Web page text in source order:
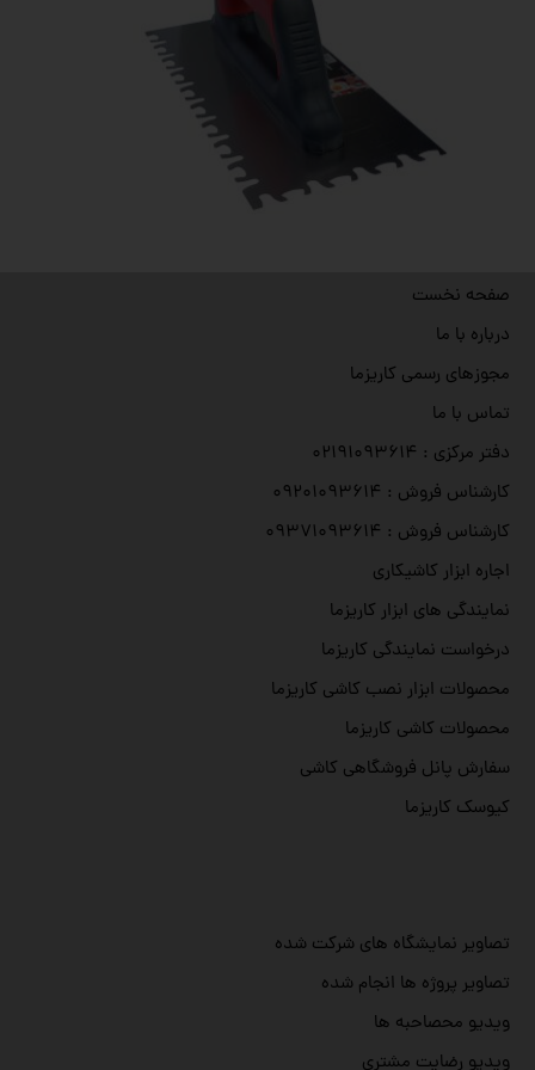
تصاویر نمایشگاه های شرکت شده
تصاویر پروژه ها انجام شده
ویدیو محصاحبه ها
ویدیو رضایت مشتری
صفحه نخست
درباره با ما
مجوزهای رسمی کاریزما
تماس با ما
دفتر مرکزی : ۰۲۱۹۱۰۹۳۶۱۴
کارشناس فروش : ۰۹۲۰۱۰۹۳۶۱۴
کارشناس فروش : ۰۹۳۷۱۰۹۳۶۱۴
اجاره ابزار کاشیکاری
نمایندگی های ابزار کاریزما
درخواست نمایندگی کاریزما
محصولات ابزار نصب کاشی کاریزما
محصولات کاشی کاریزما
سفارش پانل فروشگاهی کاشی
کیوسک کاریزما